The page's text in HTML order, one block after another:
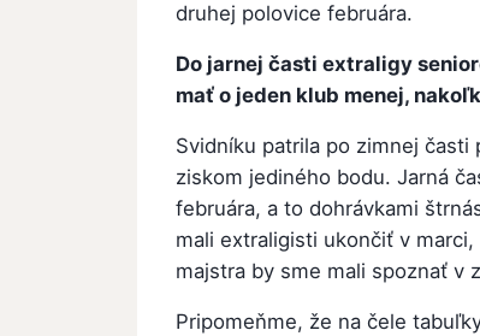
druhej polovice februára.
Do jarnej časti extraligy
mať o jeden klub menej,
Svidníku patrila po zimnej
ziskom jediného bodu. Jarná
februára, a to dohrávkami
mali extraligisti ukončiť v
majstra by sme mali spoznať v
Pripomeňme, že na čele